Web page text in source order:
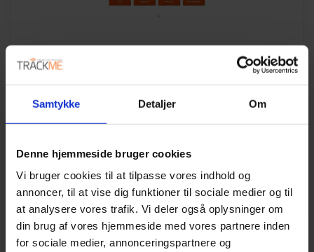
Samtykke Detaljer Om
Denne hjemmeside bruger cookies
Vi bruger cookies til at tilpasse vores indhold og
annoncer, til at vise dig funktioner til sociale medier og til
at analysere vores trafik. Vi deler også oplysninger om
din brug af vores hjemmeside med vores partnere inden
for sociale medier, annonceringspartnere og
ELEKTRONISK KØREBOG MED PLUS
ABONNEMENT
panel.
SE VIDEO